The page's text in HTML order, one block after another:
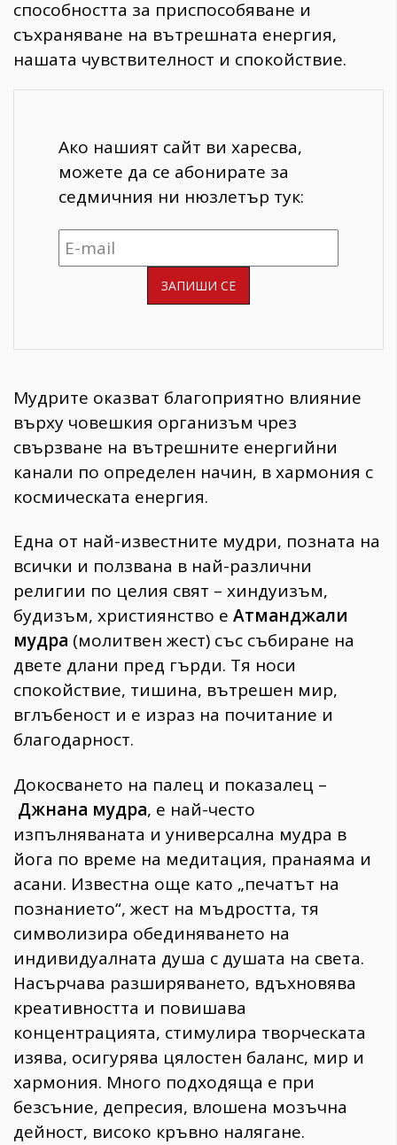
способността за приспособяване и
съхраняване на вътрешната енергия,
нашата чувствителност и спокойствие.
Ако нашият сайт ви харесва,
можете да се абонирате за
седмичния ни нюзлетър тук:
Мудрите оказват благоприятно влияние
върху човешкия организъм чрез
свързване на вътрешните енергийни
канали по определен начин, в хармония с
космическата енергия.
Една от най-известните мудри, позната на
всички и ползвана в най-различни
религии по целия свят – хиндуизъм,
будизъм, християнство е Атманджали
мудра (молитвен жест) със събиране на
двете длани пред гърди. Тя носи
спокойствие, тишина, вътрешен мир,
вглъбеност и е израз на почитание и
благодарност.
Докосването на палец и показалец –
Джнана мудра, е най-често
изпълняваната и универсална мудра в
йога по време на медитация, пранаяма и
асани. Известна още като „печатът на
познанието“, жест на мъдростта, тя
символизира обединяването на
индивидуалната душа с душата на света.
Насърчава разширяването, вдъхновява
креативността и повишава
концентрацията, стимулира творческата
изява, осигурява цялостен баланс, мир и
хармония. Много подходяща е при
безсъние, депресия, влошена мозъчна
дейност, високо кръвно налягане.